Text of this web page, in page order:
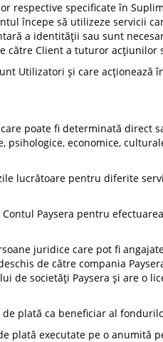
respective specificate în
începe să utilizeze servicii
a identității sau sunt
Client a tuturor acțiunilor
Utilizatori și care acționează
poate fi determinată direct
economice,
lucrătoare pentru diferite
Paysera pentru
juridice care pot fi
de către compania
de societăți Paysera și are o
plată ca beneficiar al
plată executate pe o anumită